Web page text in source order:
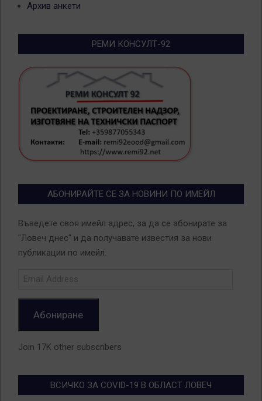
Архив анкети
РЕМИ КОНСУЛТ-92
АБОНИРАЙТЕ СЕ ЗА НОВИНИ ПО ИМЕЙЛ
Въведете своя имейл адрес, за да се абонирате за
"Ловеч днес" и да получавате известия за нови
публикации по имейл.
Абониране
Join 17K other subscribers
ВСИЧКО ЗА COVID-19 В ОБЛАСТ ЛОВЕЧ